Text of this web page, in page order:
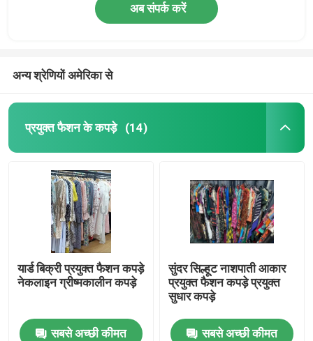
अब संपर्क करें
अन्य श्रेणियों अमेरिका से
प्रयुक्त फैशन के कपड़े (14)
यार्ड बिक्री प्रयुक्त फैशन कपड़े
नेकलाइन ग्रीष्मकालीन कपड़े
सबसे अच्छी कीमत
सुंदर सिल्हूट नाशपाती आकार
प्रयुक्त फैशन कपड़े प्रयुक्त
सुधार कपड़े
सबसे अच्छी कीमत